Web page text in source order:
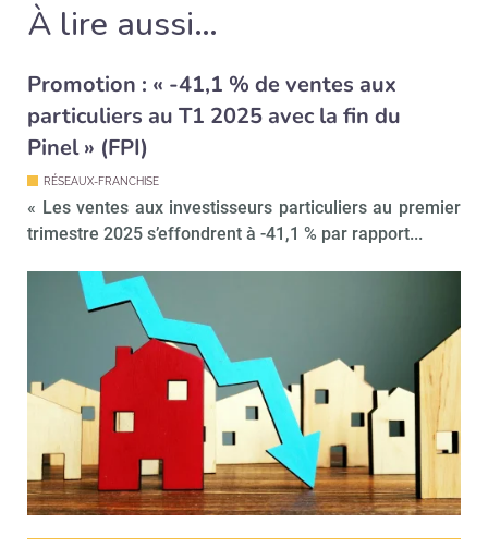
À lire aussi…
Promotion : « -41,1 % de ventes aux
particuliers au T1 2025 avec la fin du
Pinel » (FPI)
RÉSEAUX-FRANCHISE
« Les ventes aux investisseurs particuliers au premier
trimestre 2025 s’effondrent à -41,1 % par rapport...